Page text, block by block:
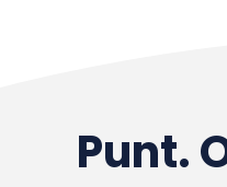
Punt.